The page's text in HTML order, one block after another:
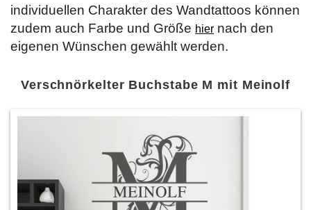
individuellen Charakter des Wandtattoos können
zudem auch Farbe und Größe hier nach den
eigenen Wünschen gewählt werden.
Verschnörkelter Buchstabe M mit Meinolf